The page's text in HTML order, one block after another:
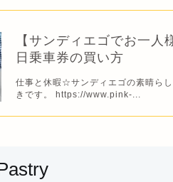
【サンディエゴでお一
日乗車券の買い方
仕事と休暇☆サンディエゴの素晴ら
きです。 https://www.pink-...